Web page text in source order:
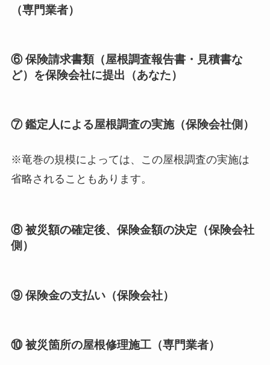
（専門業者）
⑥ 保険請求書類（屋根調査報告書・見積書な
ど）を保険会社に提出 （あなた）
⑦ 鑑定人による屋根調査の実施（保険会社側）
※竜巻の規模によっては、この屋根調査の実施は
省略されることもあります。
⑧ 被災額の確定後、保険金額の決定 （保険会社
側）
⑨ 保険金の支払い（保険会社）
⑩ 被災箇所の屋根修理施工（専門業者）